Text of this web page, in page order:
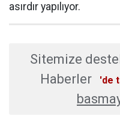
asırdır yapılıyor.
Sitemize
Haberler
'de